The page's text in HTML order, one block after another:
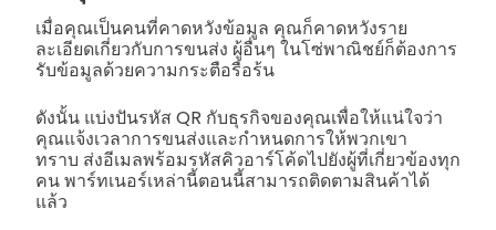
เมื่อคุณเป็นคนที่คาดหวังข้อมูล คุณก็คาดหวังราย
ละเอียดเกี่ยวกับการขนส่ง ผู้อื่นๆ ในโซ่พาณิชย์ก็ต้องการ
รับข้อมูลด้วยความกระตือรือร้น
ดังนั้น แบ่งปันรหัส QR กับธุรกิจของคุณเพื่อให้แน่ใจว่า
คุณแจ้งเวลาการขนส่งและกำหนดการให้พวกเขา
ทราบ ส่งอีเมลพร้อมรหัสคิวอาร์โค้ดไปยังผู้ที่เกี่ยวข้องทุก
คน พาร์ทเนอร์เหล่านี้ตอนนี้สามารถติดตามสินค้าได้
แล้ว